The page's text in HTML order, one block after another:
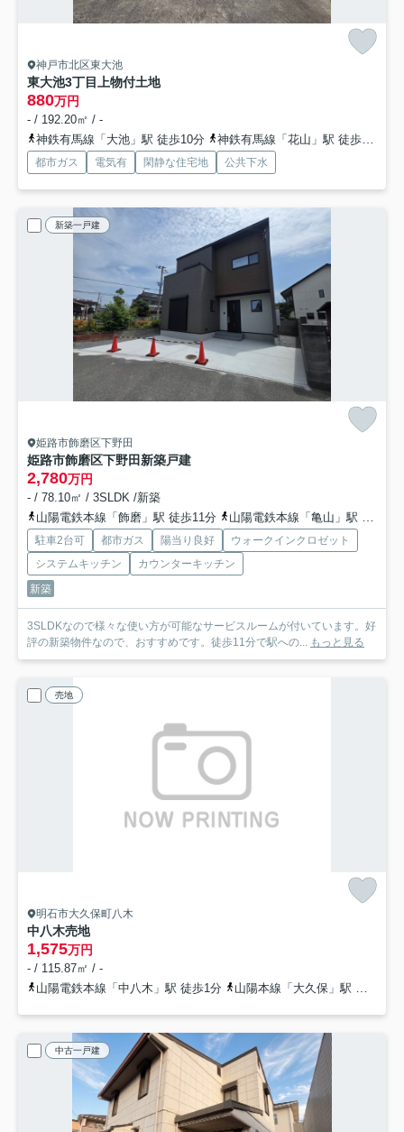
神戸市北区東大池
東大池3丁目上物付土地
880万円
- / 192.20㎡ / -
神鉄有馬線「大池」駅 徒歩10分
神鉄有馬線「花山」駅 徒歩21分
都市ガス 電気有 閑静な住宅地 公共下水
新築一戸建
姫路市飾磨区下野田
姫路市飾磨区下野田新築戸建
2,780万円
- / 78.10㎡ / 3SLDK /新築
山陽電鉄本線「飾磨」駅 徒歩11分
山陽電鉄本線「亀山」駅 徒歩18分
駐車2台可 都市ガス 陽当り良好
ウォークインクロゼット
システムキッチン
カウンターキッチン
新築
3SLDKなので様々な使い方が可能なサービスルームが付いています。好
評の新築物件なので、おすすめです。徒歩11分で駅への... もっと見る
売地
明石市大久保町八木
中八木売地
1,575万円
- / 115.87㎡ / -
山陽電鉄本線「中八木」駅 徒歩1分
山陽本線「大久保」駅 徒歩21分
中古一戸建